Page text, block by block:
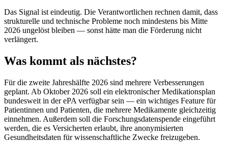
Das Signal ist eindeutig. Die Verantwortlichen rechnen damit, dass
strukturelle und technische Probleme noch mindestens bis Mitte
2026 ungelöst bleiben — sonst hätte man die Förderung nicht
verlängert.
Was kommt als nächstes?
Für die zweite Jahreshälfte 2026 sind mehrere Verbesserungen
geplant. Ab Oktober 2026 soll ein elektronischer Medikationsplan
bundesweit in der ePA verfügbar sein — ein wichtiges Feature für
Patientinnen und Patienten, die mehrere Medikamente gleichzeitig
einnehmen. Außerdem soll die Forschungsdatenspende eingeführt
werden, die es Versicherten erlaubt, ihre anonymisierten
Gesundheitsdaten für wissenschaftliche Zwecke freizugeben.